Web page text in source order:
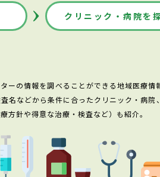
クリニック・病院を
の情報を調べることができる地域医療情
などから条件に合ったクリニック・病院
方針や得意な治療・検査など）も紹介。